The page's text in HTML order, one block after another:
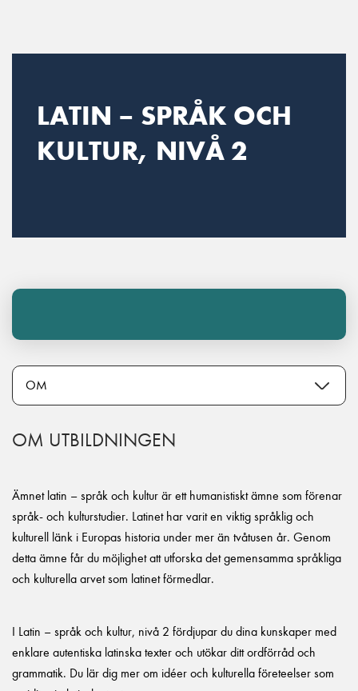
LATIN – SPRÅK OCH
KULTUR, NIVÅ 2
OM UTBILDNINGEN
Ämnet latin – språk och kultur är ett humanistiskt ämne som förenar
språk- och kulturstudier. Latinet har varit en viktig språklig och
kulturell länk i Europas historia under mer än tvåtusen år. Genom
detta ämne får du möjlighet att utforska det gemensamma språkliga
och kulturella arvet som latinet förmedlar.
I Latin – språk och kultur, nivå 2 fördjupar du dina kunskaper med
enklare autentiska latinska texter och utökar ditt ordförråd och
grammatik. Du lär dig mer om idéer och kulturella företeelser som